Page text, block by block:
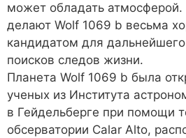
может обладать атмосферой.
делают Wolf 1069 b весьма
кандидатом для
поисков следов жизни.
Планета Wolf 1069 b была
ученых из Института
в Гейдельберге при помощи
обсерватории Calar Alto,